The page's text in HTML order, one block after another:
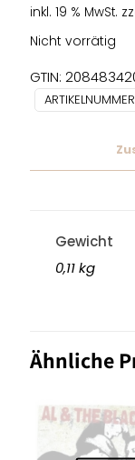
inkl. 19 % MwSt.
Nicht vorrätig
GTIN:
Gewicht
0,11 kg
Ähnliche